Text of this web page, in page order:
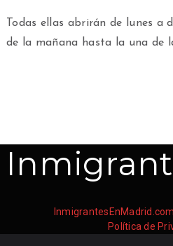
Todas ellas abrirán de lunes a
de la mañana hasta la una de
InmigrantesEnMadrid.com
Política de